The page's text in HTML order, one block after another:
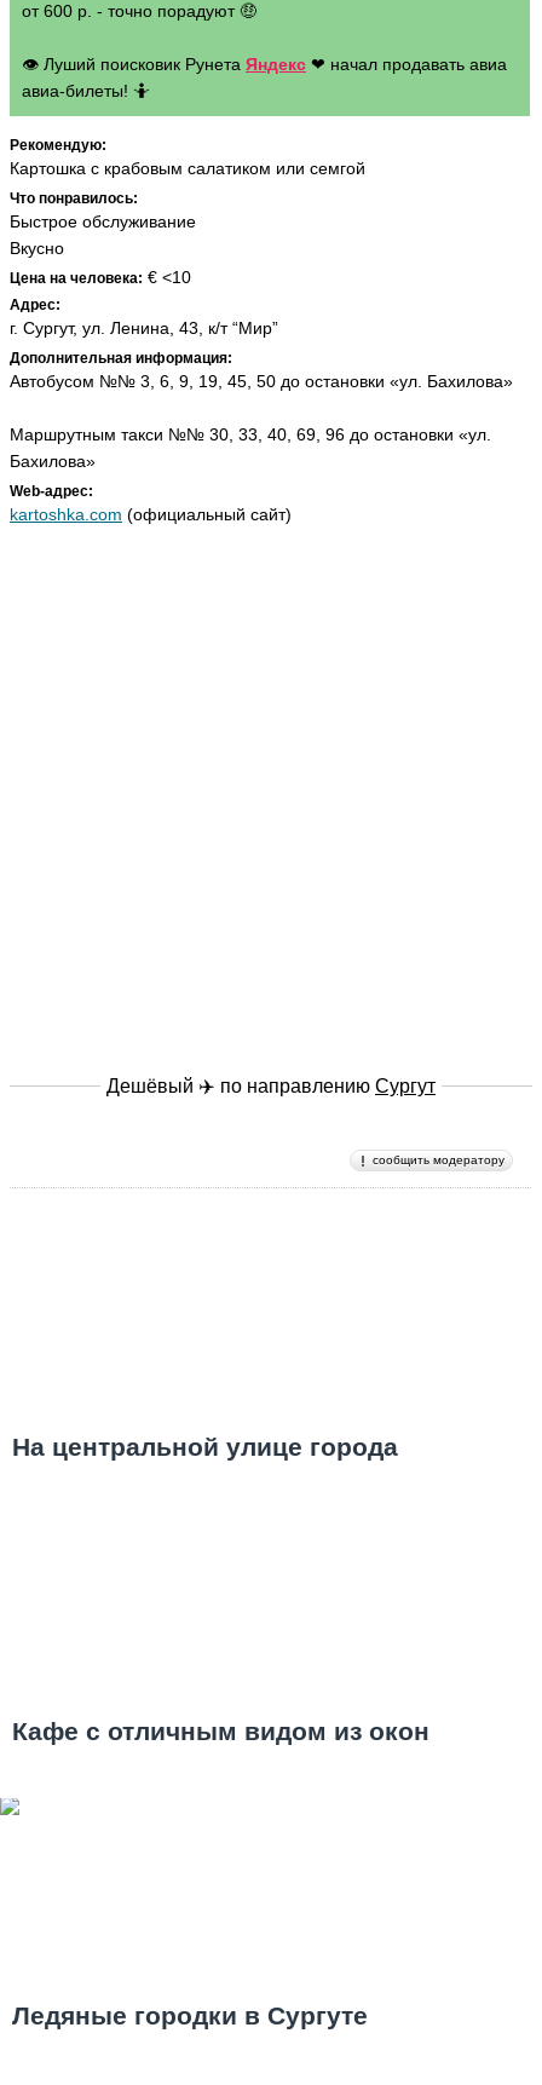
от 600 р. - точно порадуют 🤑
👁 Луший поисковик Рунета Яндекс ❤ начал продавать авиа
авиа-билеты! 🤷
Рекомендую:
Картошка с крабовым салатиком или семгой
Что понравилось:
Быстрое обслуживание
Вкусно
Цена на человека: € <10
Адрес:
г. Сургут, ул. Ленина, 43, к/т “Мир”
Дополнительная информация:
Автобусом №№ 3, 6, 9, 19, 45, 50 до остановки «ул. Бахилова»
Маршрутным такси №№ 30, 33, 40, 69, 96 до остановки «ул.
Бахилова»
Web-адрес:
kartoshka.com (официальный сайт)
Дешёвый ✈️ по направлению Сургут
сообщить модератору
На центральной улице города
Кафе с отличным видом из окон
Ледяные городки в Сургуте